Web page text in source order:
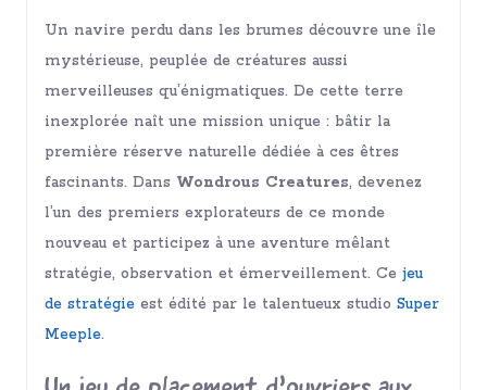
Un navire perdu dans les brumes découvre une île
mystérieuse, peuplée de créatures aussi
merveilleuses qu’énigmatiques. De cette terre
inexplorée naît une mission unique : bâtir la
première réserve naturelle dédiée à ces êtres
fascinants. Dans Wondrous Creatures, devenez
l’un des premiers explorateurs de ce monde
nouveau et participez à une aventure mêlant
stratégie, observation et émerveillement. Ce jeu
de stratégie est édité par le talentueux studio Super
Meeple.